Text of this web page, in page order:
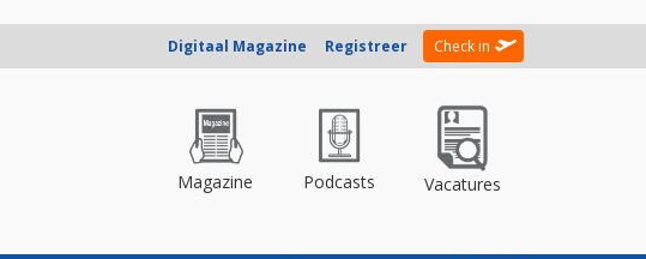
Digitaal Magazine Registreer Check in
Magazine Podcasts Vacatures